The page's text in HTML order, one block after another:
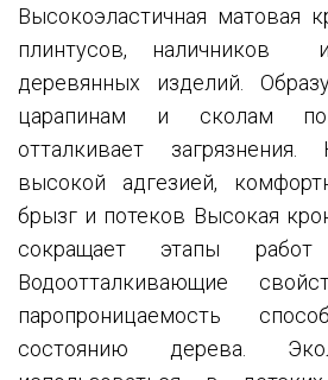
Высокоэластичная матовая
плинтусов, наличников
деревянных изделий.
царапинам и сколам
отталкивает загрязнения.
высокой адгезией,
брызг и потеков Высокая
сокращает этапы
Водоотталкивающие
паропроницаемость
состоянию дерева.